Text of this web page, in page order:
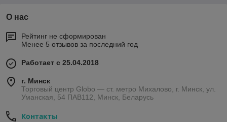
О нас
Рейтинг не сформирован
Менее 5 отзывов за последний год
Работает с 25.04.2018
г. Минск
Торговый центр Globo — ст. метро Михалово, г. Минск, ул.
Уманская, 54 ПАВ112, Минск, Беларусь
Контакты